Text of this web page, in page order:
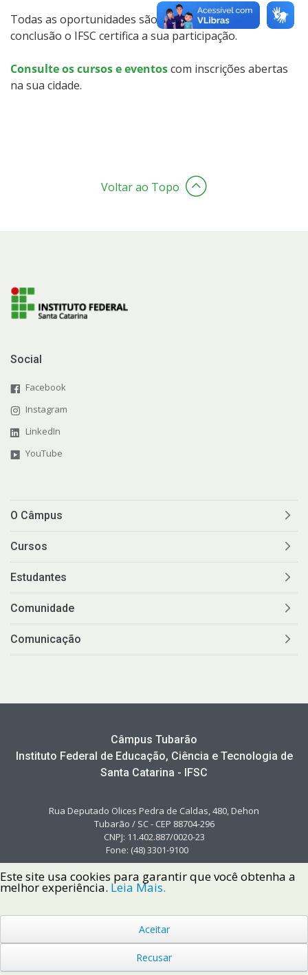
Todas as oportunidades são gratuitas e após a
conclusão o IFSC certifica a sua participação.
Consulte os cursos e eventoscom inscrições abertas
na sua cidade.
Voltar ao Topo
Social
Facebook
Instagram
LinkedIn
YouTube
O Câmpus
Cursos
Estudantes
Comunidade
Comunicação
Câmpus Tubarão
Instituto Federal de Educação, Ciência e Tecnologia de
Santa Catarina - IFSC
Rua Deputado Olices Pedra de Caldas, 480, Dehon
Tubarão / SC - CEP 88704-296
CNPJ: 11.402.887/0020-23
Fone: (48) 3301-9100
Copyright © 2022 Instituto Federal de Santa Catarina IFSC
Todos os Direitos Reservados.
Este site usa cookies para garantir que você obtenha a
melhor experiência. Leia Mais.
Aceitar
Recusar